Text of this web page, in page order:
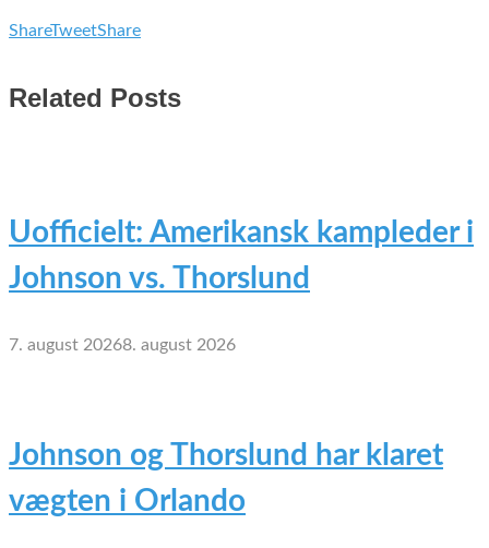
ShareTweetShare
Related Posts
Uofficielt: Amerikansk kampleder i
Johnson vs. Thorslund
7. august 20268. august 2026
Johnson og Thorslund har klaret
vægten i Orlando